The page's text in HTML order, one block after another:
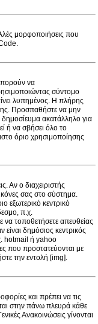
μορφοποιήσεις που
να
σύντομο
λυπημένος. Η πλήρης
Προσπαθήστε να μην
δημοσίευμα ακατάλληλο για
ή να σβήσει όλο το
όριο χρησιμοποίησης
Αν ο διαχειριστής
σας στο σύστημα.
εξωτερικό κεντρικό
π.χ.
τοποθετήσετε απευθείας
είναι δημόσιος κεντρικός
hotmail ή yahoo
που προστατεύονται με
την εντολή [img].
και πρέπει να τις
στην πάνω πλευρά κάθε
Ανακοινώσεις γίνονται